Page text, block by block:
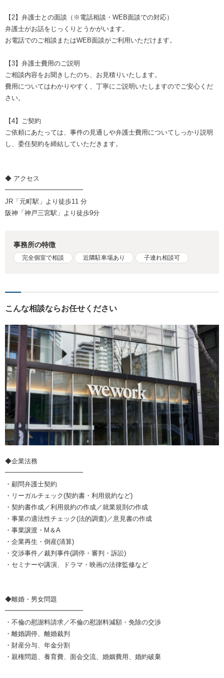
【2】弁護士との面談（※電話相談・WEB面談での対応）
弁護士がお話をじっくりとうかがいます。
お電話でのご相談またはWEB面談がご利用いただけます。
【3】弁護士費用のご説明
ご相談内容をお聞きしたのち、お見積りいたします。
費用についてはわかりやすく、丁寧にご説明いたしますのでご安心くだ
さい。
【4】ご契約
ご依頼にあたっては、事件の見通しや弁護士費用についてしっかり説明
し、委任契約を締結していただきます。
◆ アクセス
━━━━━━━━━━━━
JR「元町駅」より徒歩11 分
阪神「神戸三宮駅」より徒歩9分
事務所の特徴
完全個室で相談 近隣駐車場あり 子連れ相談可
こんな相談ならお任せください
◆企業法務
━━━━━━━━━━━━
・顧問弁護士契約
・リーガルチェック(契約書・利用規約など)
・契約書作成／利用規約の作成／就業規則の作成
・事業の適法性チェック(法的調査)／意見書の作成
・事業譲渡・M＆A
・企業再生・倒産(清算)
・交渉事件／裁判事件(調停・審判・訴訟)
・セミナーや講演、ドラマ・映画の法律監修など
◆離婚・男女問題
━━━━━━━━━━━━
・不倫の慰謝料請求／不倫の慰謝料減額・免除の交渉
・離婚調停、離婚裁判
・財産分与、年金分割
・親権問題、養育費、面会交流、婚姻費用、婚約破棄